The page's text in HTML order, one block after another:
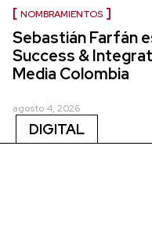
NOMBRAMIENTOS
Sebastián Farfán
Success &
Media Colombia
agosto 4, 2026
DIGITAL